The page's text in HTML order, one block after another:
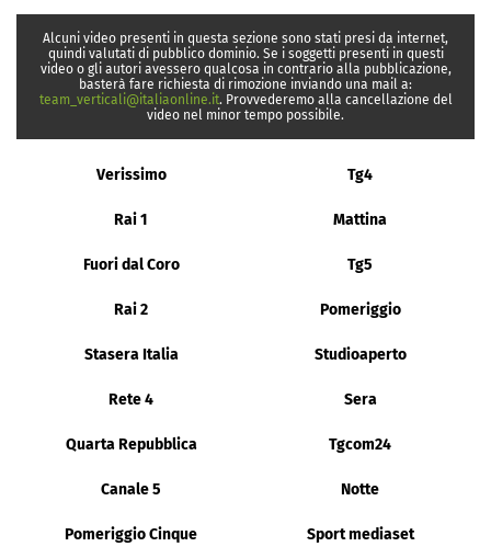
Alcuni video presenti in questa sezione sono stati presi da internet,
quindi valutati di pubblico dominio. Se i soggetti presenti in questi
video o gli autori avessero qualcosa in contrario alla pubblicazione,
basterà fare richiesta di rimozione inviando una mail a:
team_verticali@italiaonline.it. Provvederemo alla cancellazione del
video nel minor tempo possibile.
Verissimo Tg4
Rai 1 Mattina
Fuori dal Coro Tg5
Rai 2 Pomeriggio
Stasera Italia Studioaperto
Rete 4 Sera
Quarta Repubblica Tgcom24
Canale 5 Notte
Pomeriggio Cinque Sport mediaset